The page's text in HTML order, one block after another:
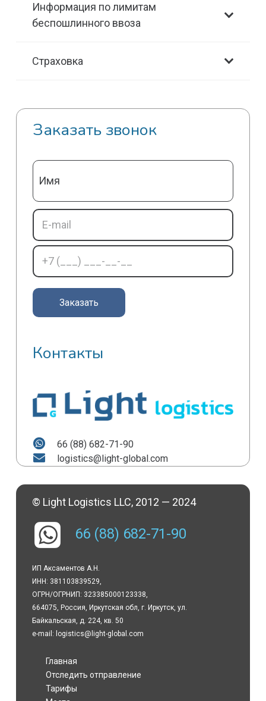
Информация по лимитам
беспошлинного ввоза
Страховка
Заказать звонок
Контакты
66 (88) 682-71-90
logistics@light-global.com
© Light Logistics LLC, 2012 — 2024
66 (88) 682-71-90
ИП Аксаментов А.Н.
ИНН: 381103839529,
ОГРН/ОГРНИП: 323385000123338,
664075, Россия, Иркутская обл, г. Иркутск, ул.
Байкальская, д. 224, кв. 50
e-mail: logistics@light-global.com
Главная
Отследить отправление
Тарифы